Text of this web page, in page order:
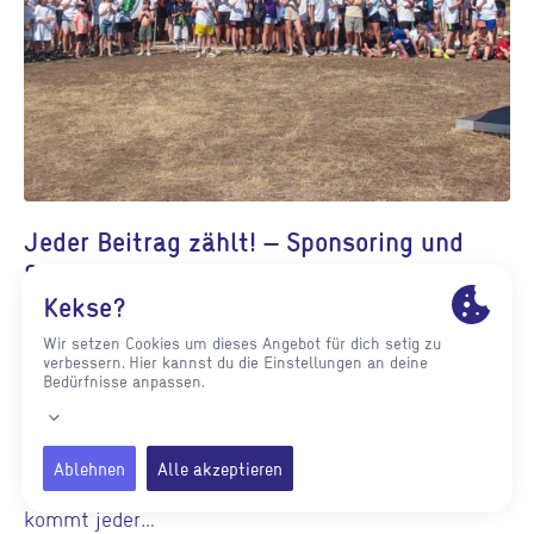
Jeder Beitrag zählt! – Sponsoring und
Spenden, die Wirkung zeigen!
Strahlende Kinderaugen, Jugendliche, die
zuversichtlich Demokratie gestalten, Möglichkeiten
frei zu spielen, unvergessliche Ferien: Dafür steht
der Stadtjugendausschuss e. V. Karlsruhe, der
nächstes Jahr sein 75-jähriges Jubiläum feiert.
Mit Sponsoring und Spenden Wirkung zeigen
Sponsor*in werden: stja.de/sponsoring75
Spender*in werden: stja.de/spenden/ „Bei uns
kommt jeder…